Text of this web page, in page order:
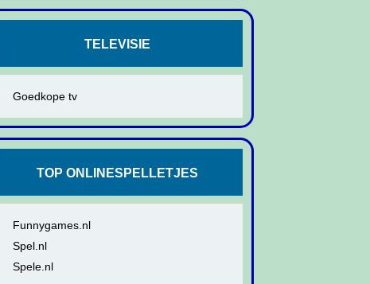
TELEVISIE
Goedkope tv
TOP ONLINESPELLETJES
Funnygames.nl
Spel.nl
Spele.nl